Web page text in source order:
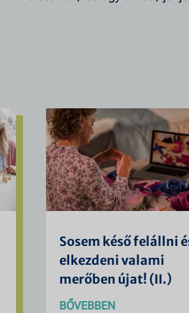
Sosem késő felállni
elkezdeni valami
merőben újat! (II.)
BŐVEBBEN